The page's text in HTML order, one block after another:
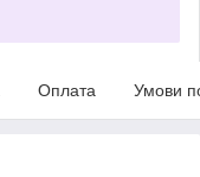
Оплата Умови